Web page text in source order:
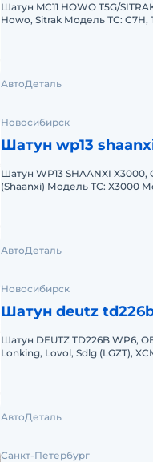
Шатун MC11 HOWO T5G/
Howo, Sitrak Модель ТС: C7H,
АвтоДеталь
Новосибирск
Шатун wp13
Шатун WP13 SHAANXI X3000,
(Shaanxi) Модель ТС: X3000
АвтоДеталь
Новосибирск
Шатун deutz
Шатун DEUTZ TD226B WP6,
Lonking, Lovol, Sdlg (LGZT),
АвтоДеталь
Санкт-Петербург